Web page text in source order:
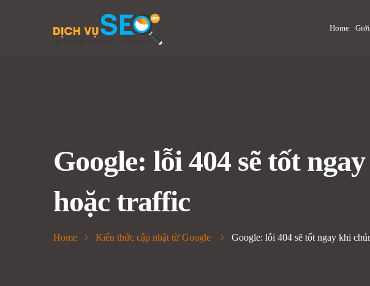
Home
Google: lỗi 404 sẽ tốt
hoặc traffic
Home Kiến thức cập nhật từ Google Google: lỗi 404 sẽ tốt ngay khi